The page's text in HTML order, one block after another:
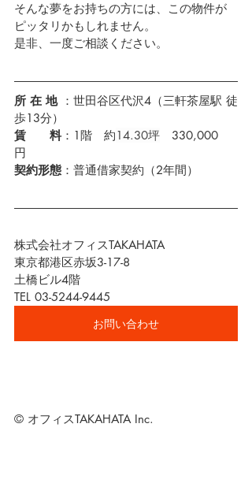
そんな夢をお持ちの方には、この物件が
ピッタリかもしれません。
是非、一度ご相談ください。
所 在 地 ：世田谷区代沢4（三軒茶屋駅 徒
歩13分）
賃　　料 ：1階　約14.30坪 330,000
円
契約形態 ：普通借家契約（2年間）
株式会社オフィスTAKAHATA
東京都港区赤坂3-17-8
土橋ビル4階
TEL 03-5244-9445
お問い合わせ
© オフィスTAKAHATA Inc.